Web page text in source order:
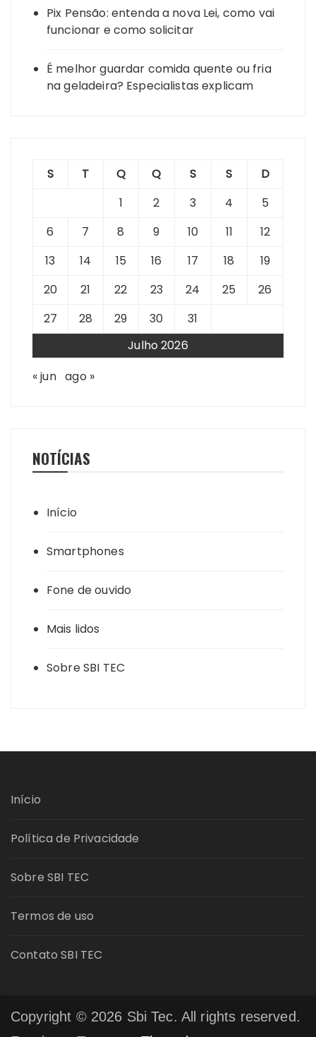
Pix Pensão: entenda a nova Lei, como vai
funcionar e como solicitar
É melhor guardar comida quente ou fria
na geladeira? Especialistas explicam
Julho 2026
S T Q Q S S
D
1
2 3 4
5
6
7 8 9 10 11
12
13
14 15 16 17 18
19
20
21 22 23 24 25
26
27
28 29 30 31
« jun ago »
NOTÍCIAS
Início
Smartphones
Fone de ouvido
Mais lidos
Sobre SBI TEC
Início
Política de Privacidade
Sobre SBI TEC
Termos de uso
Contato SBI TEC
Copyright © 2026 Sbi Tec. All rights reserved.